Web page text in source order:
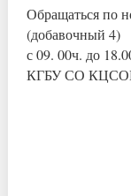
Обращаться по
(добавочный 4)
с 09. 00ч. до
КГБУ СО